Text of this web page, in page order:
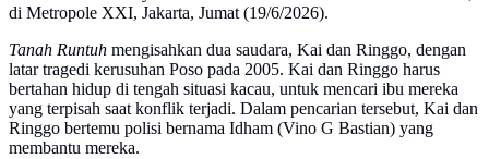
di Metropole XXI, Jakarta, Jumat (19/6/2026).
Tanah Runtuh mengisahkan dua saudara, Kai dan Ringgo, dengan
latar tragedi kerusuhan Poso pada 2005. Kai dan Ringgo harus
bertahan hidup di tengah situasi kacau, untuk mencari ibu mereka
yang terpisah saat konflik terjadi. Dalam pencarian tersebut, Kai dan
Ringgo bertemu polisi bernama Idham (Vino G Bastian) yang
membantu mereka.